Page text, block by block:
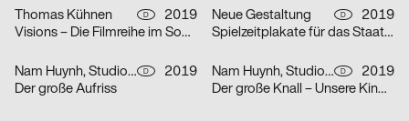
Thomas Kühnen D
2019
Visions – Die Filmreihe im Sommersemester
Neue Gestaltung D
2019
Spielzeitplakate für das Staatstheater Mainz
Nam Huynh, Studio Mark Bohle D
2019
Der große Aufriss
Nam Huynh, Studio Mark Bohle D
2019
Der große Knall – Unsere Kinderzimmer